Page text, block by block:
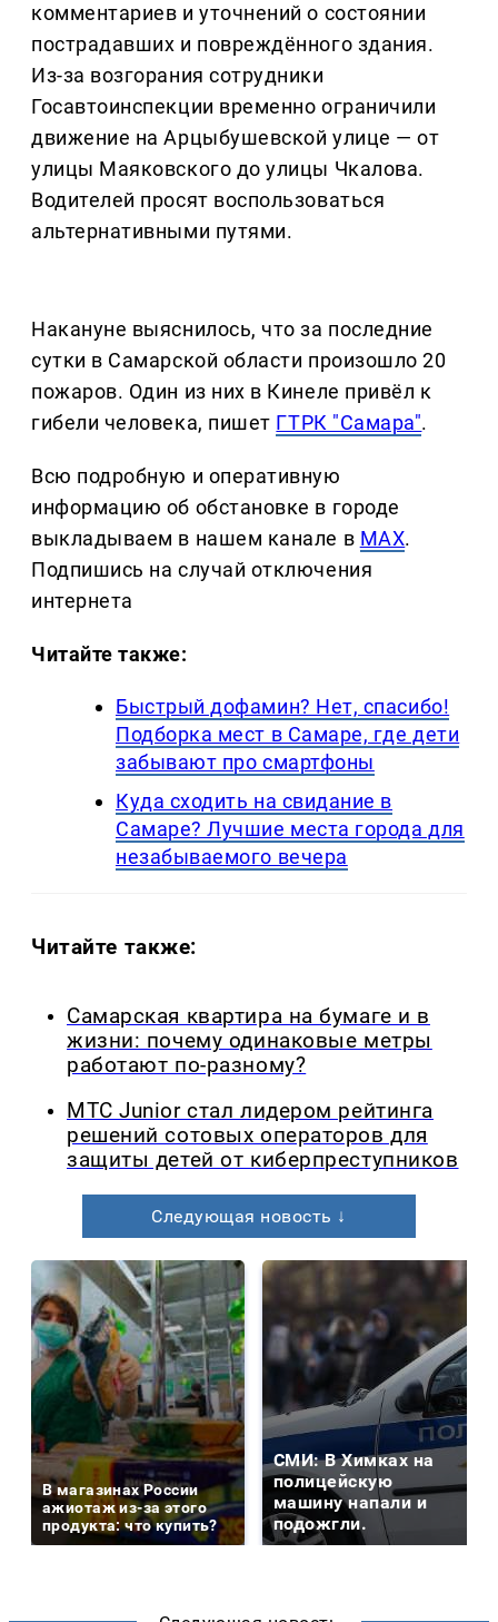
комментариев и уточнений о состоянии
пострадавших и повреждённого здания.
Из-за возгорания сотрудники
Госавтоинспекции временно ограничили
движение на Арцыбушевской улице — от
улицы Маяковского до улицы Чкалова.
Водителей просят воспользоваться
альтернативными путями.
Накануне выяснилось, что за последние
сутки в Самарской области произошло 20
пожаров. Один из них в Кинеле привёл к
гибели человека, пишет ГТРК "Самара".
Всю подробную и оперативную
информацию об обстановке в городе
выкладываем в нашем канале в MAX.
Подпишись на случай отключения
интернета
Читайте также:
Быстрый дофамин? Нет, спасибо!
Подборка мест в Самаре, где дети
забывают про смартфоны
Куда сходить на свидание в
Самаре? Лучшие места города для
незабываемого вечера
Читайте также:
Самарская квартира на бумаге и в
жизни: почему одинаковые метры
работают по-разному?
МТС Junior стал лидером рейтинга
решений сотовых операторов для
защиты детей от киберпреступников
Следующая новость ↓
В магазинах России
ажиотаж из-за этого
продукта: что купить?
СМИ: В Химках на
полицейскую
машину напали и
подожгли.